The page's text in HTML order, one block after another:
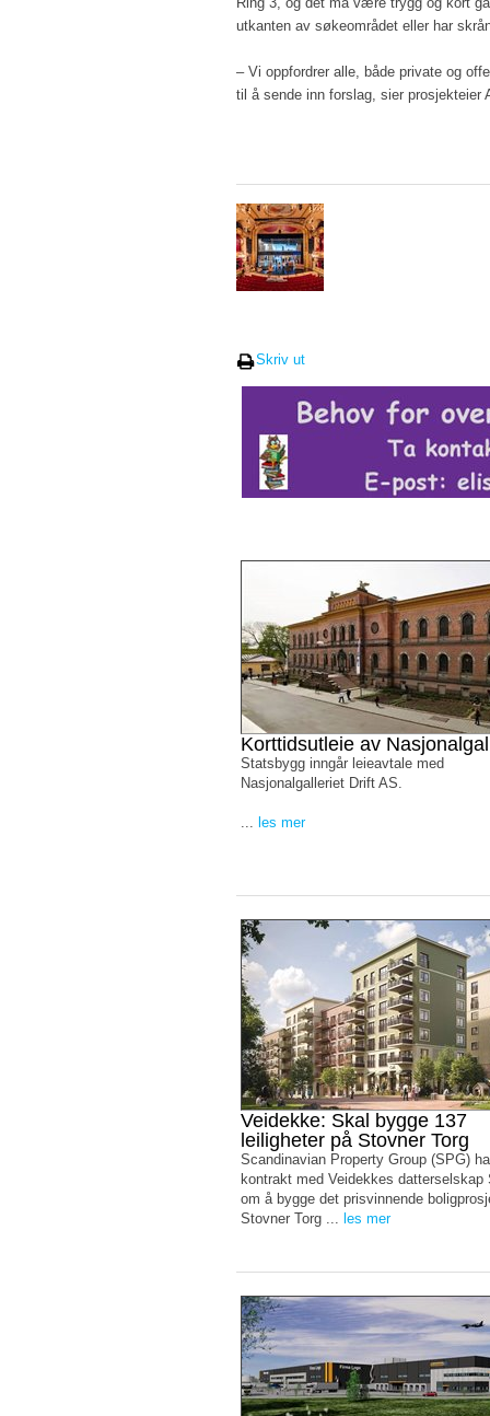
utkanten av søkeområdet eller har
– Vi oppfordrer alle, både private og
til å sende inn forslag, sier prosjekteier
Skriv ut
Korttidsutleie av
Statsbygg inngår leieavtale med
Nasjonalgalleriet Drift AS.
... les mer
Veidekke: Skal bygge 137
leiligheter på Stovner Torg
Scandinavian Property Group (SPG)
kontrakt med Veidekkes datterselskap
om å bygge det prisvinnende
Stovner Torg ... les mer